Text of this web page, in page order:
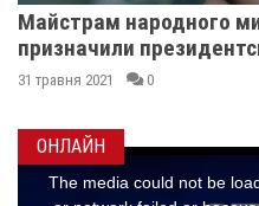
ОНЛАЙН
Майстрам народного
призначили
31 травня 2021 0